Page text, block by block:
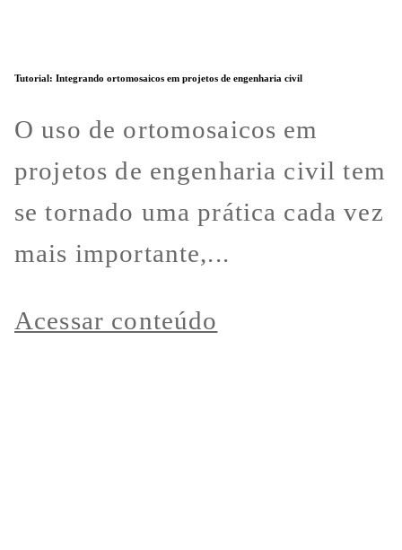
Tutorial: Integrando ortomosaicos em projetos de engenharia civil
O uso de ortomosaicos em
projetos de engenharia civil tem
se tornado uma prática cada vez
mais importante,...
Acessar conteúdo